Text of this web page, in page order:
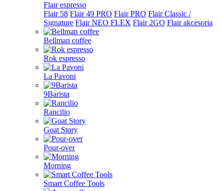
Flair espresso
Flair 58 Flair 49 PRO Flair PRO Flair Classic /
Signature Flair NEO FLEX Flair 2GO Flair akcesoria
Bellman coffee
Rok espresso
La Pavoni
9Barista
Rancilio
Goat Story
Pour-over
Morning
Smart Coffee Tools